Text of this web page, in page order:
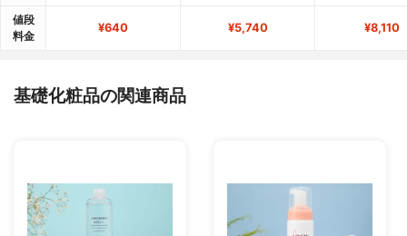
値段
料金
¥640 ¥5,740 ¥8,110
基礎化粧品の関連商品